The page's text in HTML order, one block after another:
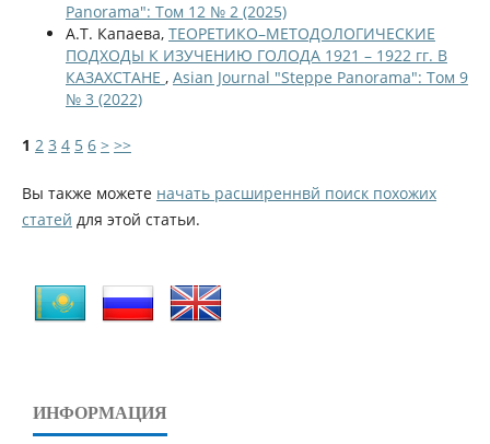
Panorama": Том 12 № 2 (2025)
А.Т. Капаева, ТЕОРЕТИКО–МЕТОДОЛОГИЧЕСКИЕ
ПОДХОДЫ К ИЗУЧЕНИЮ ГОЛОДА 1921 – 1922 гг. В
КАЗАХСТАНЕ , Asian Journal "Steppe Panorama": Том 9
№ 3 (2022)
1 2 3 4 5 6 > >>
Вы также можете начать расширеннвй поиск похожих
статей для этой статьи.
ИНФОРМАЦИЯ